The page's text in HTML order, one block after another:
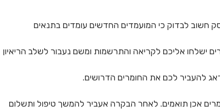
חשוב לבדוק כי המועמדים החדשים עומדים בתנאים
ישלחו אליכם לקריאה והתרשמות ומשם נעבור לשלב הריאיון
אכן תואמים. לאחר הבקרה אעביר להמשך טיפול ותשלום